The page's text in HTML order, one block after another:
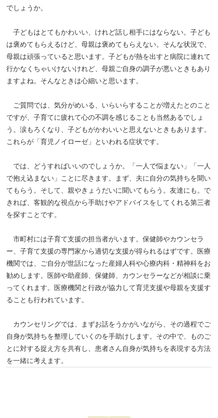
でしょうか。
子どもはとてもかわいい、けれど話し相手にはならない。子ども
は褒めてもらえるけど、母親は褒めてもらえない。そんな状況で、
母親は頑張っていると思います。子どもが熱を出すと病院に連れて
行かなくちゃいけないけれど、母親ご自身の調子が悪いときもあり
ますよね。そんなときは心細いと思います。
ご質問では、気分がめいる、いらいらすることが増えたとのこと
ですが、子育てに疲れて心の不調を感じることも当然あるでしょ
う。涙もろくなり、子どもがかわいいと思えないときもあります。
これらが「育児ノイローゼ」といわれる症状です。
では、どうすればいいのでしょうか。「一人で悩まない」「一人
で抱え込まない」ことに尽きます。まず、夫に自分の気持ちを聞い
てもらう。そして、親やきょうだいに聞いてもらう。友達にも。で
きれば、客観的な視点から手助けやアドバイスをしてくれる第三者
を探すことです。
市町村には子育て支援の担当者がいます。保健師やカウンセラ
ー、子育て支援の専門家から適切な支援が得られるはずです。医療
機関では、ご自分が世話になった産婦人科や心療内科・精神科をお
勧めします。医師や助産師、保健師、カウンセラーなどが相談に乗
ってくれます。医療機関と行政が協力して育児支援や母親を支援す
ることも行われています。
カウンセリングでは、まずお話をうかがいながら、その過程でご
自身が気持ちを整理していくのを手助けします。その中で、ものご
とに対する捉え方を共有し、患者さん自身が気持ちを表現する方法
を一緒に考えます。